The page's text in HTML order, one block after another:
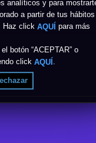
analíticos y para
a partir de tus hábitos
Haz click AQUÍ para más
botón “ACEPTAR” o
click AQUÍ .